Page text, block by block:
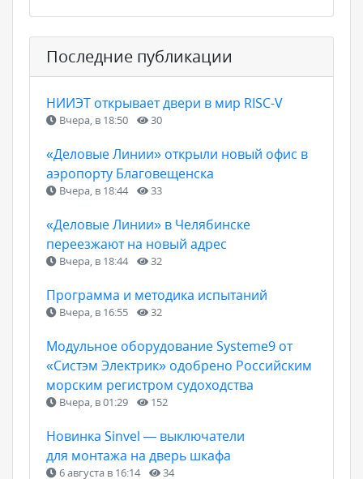
Последние публикации
НИИЭТ открывает двери в мир RISC-V
Вчера, в 18:50 30
«Деловые Линии» открыли новый офис в
аэропорту Благовещенска
Вчера, в 18:44 33
«Деловые Линии» в Челябинске
переезжают на новый адрес
Вчера, в 18:44 32
Программа и методика испытаний
Вчера, в 16:55 32
Модульное оборудование Systeme9 от
«Систэм Электрик» одобрено Российским
морским регистром судоходства
Вчера, в 01:29 152
Новинка Sinvel — выключатели
для монтажа на дверь шкафа
6 августа в 16:14 34